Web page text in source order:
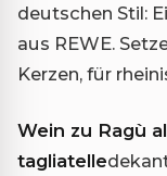
deutschen Stil:
aus REWE.
Kerzen, für
Wein zu Ragù
tagliatelle